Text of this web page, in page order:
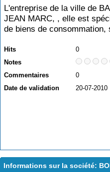
L'entreprise de la ville de
JEAN MARC, , elle est
de biens de consommation,
Hits
0
Notes
Commentaires
0
Date de validation
20-07-2010
Informations sur la société: